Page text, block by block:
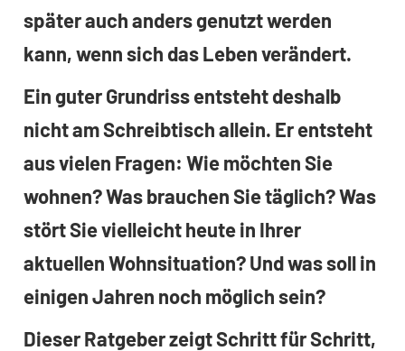
später auch anders genutzt werden
kann, wenn sich das Leben verändert.
Ein guter Grundriss entsteht deshalb
nicht am Schreibtisch allein. Er entsteht
aus vielen Fragen: Wie möchten Sie
wohnen? Was brauchen Sie täglich? Was
stört Sie vielleicht heute in Ihrer
aktuellen Wohnsituation? Und was soll in
einigen Jahren noch möglich sein?
Dieser Ratgeber zeigt Schritt für Schritt,